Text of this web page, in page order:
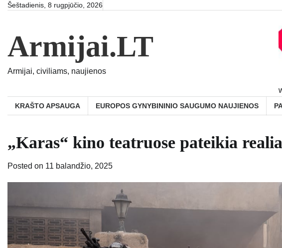
SkipŠeštadienis, 8 rugpjūčio, 2026
Armijai.LT
Armijai, civiliams, naujienos
KRAŠTO APSAUGA EUROPOS GYNYBININIO SAUGUMO NAUJIENOS
„Karas“ kino teatruose pateikia
Posted on 11 balandžio, 2025